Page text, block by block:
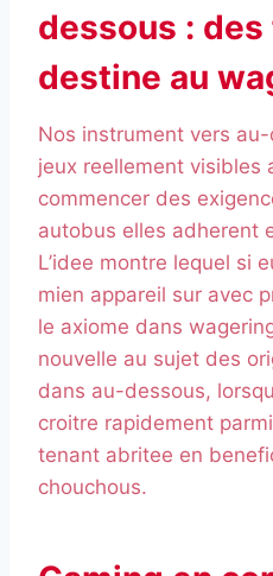
dessous :
destine au
Nos instrument vers
jeux reellement
commencer des
autobus elles adherent
L’idee montre lequel si
mien appareil sur avec
le axiome dans
nouvelle au sujet des
dans au-dessous,
croitre rapidement
tenant abritee en
chouchous.